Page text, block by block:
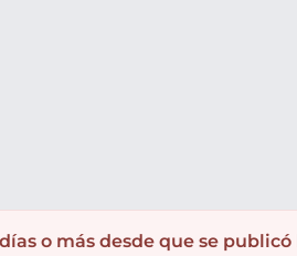
días o más desde que se